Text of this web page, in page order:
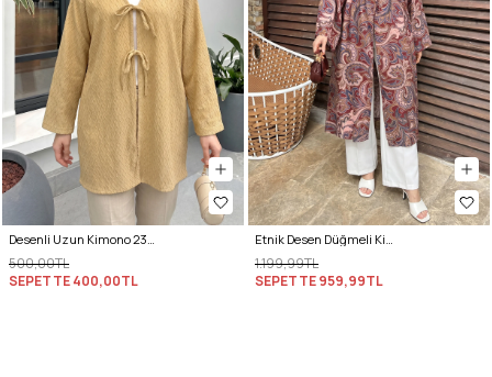
Desenli Uzun Kimono 2374 - BUĞDAY RENGİ
500,00TL
SEPETTE400,00TL
Etnik Desen Düğmeli Kimono Y0127 - BORDO
1.199,99TL
SEPETTE959,99TL